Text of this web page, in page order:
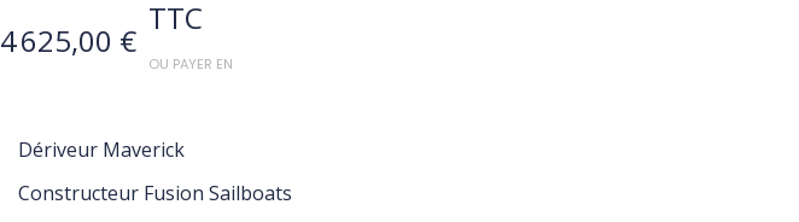
4 625,00 €
TTC
OU PAYER EN
Dériveur Maverick
Constructeur Fusion Sailboats